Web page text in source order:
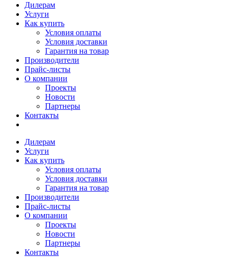
Дилерам
Услуги
Как купить
Условия оплаты
Условия доставки
Гарантия на товар
Производители
Прайс-листы
О компании
Проекты
Новости
Партнеры
Контакты
Дилерам
Услуги
Как купить
Условия оплаты
Условия доставки
Гарантия на товар
Производители
Прайс-листы
О компании
Проекты
Новости
Партнеры
Контакты